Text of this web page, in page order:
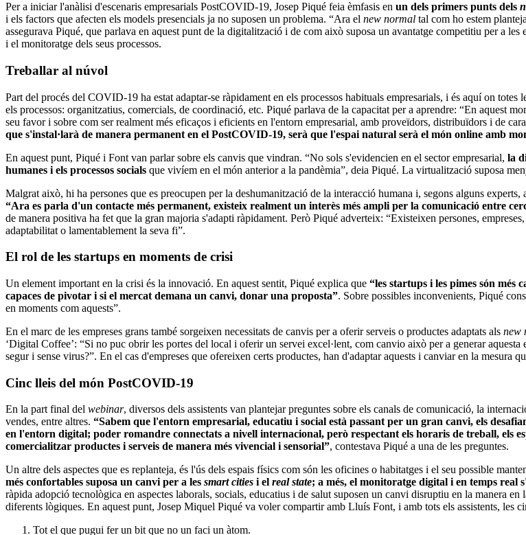
Per a iniciar l'anàlisi d'escenaris empresarials PostCOVID-19, Josep Piqué feia èmfasis en un dels primers punts dels
i els factors que afecten els models presencials ja no suposen un problema. “Ara el new normal tal com ho estem
assegurava Piqué, que parlava en aquest punt de la digitalització i de com això suposa un avantatge competitiu per a
i el monitoratge dels seus processos.
Treballar al núvol
Part del procés del COVID-19 ha estat adaptar-se ràpidament en els processos habituals empresarials, i és aquí on
els processos: organitzatius, comercials, de coordinació, etc. Piqué parlava de la capacitat per a aprendre: “En aquest
seu favor i sobre com ser realment més eficaços i eficients en l'entorn empresarial, amb proveïdors, distribuïdors i de
que s'instal·larà de manera permanent en el PostCOVID-19, serà que l'espai natural serà el món online amb
En aquest punt, Piqué i Font van parlar sobre els canvis que vindran. “No sols s'evidencien en el sector empresarial, la
humanes i els processos socials que vivíem en el món anterior a la pandèmia”, deia Piqué. La virtualització suposa
Malgrat això, hi ha persones que es preocupen per la deshumanització de la interacció humana i, segons alguns
“Ara es parla d'un contacte més permanent, existeix realment un interès més ampli per la comunicació entre
de manera positiva ha fet que la gran majoria s'adapti ràpidament. Però Piqué adverteix: “Existeixen persones,
adaptabilitat o lamentablement la seva fi”.
El rol de les startups en moments de crisi
Un element important en la crisi és la innovació. En aquest sentit, Piqué explica que “les startups i les pimes són
capaces de pivotar i si el mercat demana un canvi, donar una proposta”. Sobre possibles inconvenients, Piqué
en moments com aquests”.
En el marc de les empreses grans també sorgeixen necessitats de canvis per a oferir serveis o productes adaptats als new
‘Digital Coffee’: “Si no puc obrir les portes del local i oferir un servei excel·lent, com canvio això per a generar
segur i sense virus?”. En el cas d'empreses que ofereixen certs productes, han d'adaptar aquests i canviar en la mesura
Cinc lleis del món PostCOVID-19
En la part final del webinar, diversos dels assistents van plantejar preguntes sobre els canals de comunicació, la
vendes, entre altres. “Sabem que l'entorn empresarial, educatiu i social està passant per un gran canvi, els
en l'entorn digital; poder romandre connectats a nivell internacional, però respectant els horaris de treball, els
comercialitzar productes i serveis de manera més vivencial i sensorial”, contestava Piqué a una de les preguntes.
Un altre dels aspectes que es replanteja, és l'ús dels espais físics com són les oficines o habitatges i el seu possible
més confortables suposa un canvi per a les smart cities i el real state; a més, el monitoratge digital i en temps
ràpida adopció tecnològica en aspectes laborals, socials, educatius i de salut suposen un canvi disruptiu en la manera
diferents lògiques. En aquest punt, Josep Miquel Piqué va voler compartir amb Lluís Font, i amb tots els assistents,
Tot el que pugui fer un bit que no un faci un àtom.